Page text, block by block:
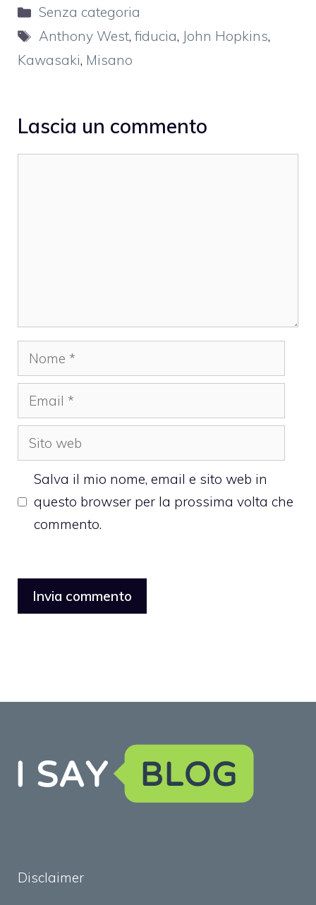
Categorie
Senza categoria
Tag
Anthony West,fiducia, John Hopkins,
Kawasaki, Misano
Lascia un commento
Nome
Email
Sito
web
Salva il mio nome, email e sito web in
questo browser per la prossima volta che
commento.
Disclaimer